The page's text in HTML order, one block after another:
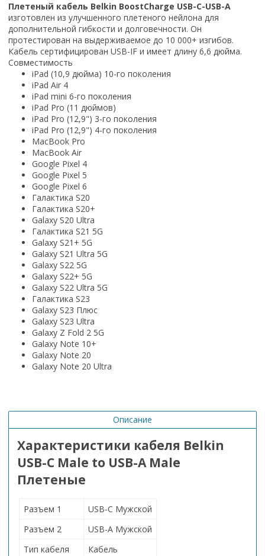
Плетеный кабель Belkin BoostCharge USB-C-USB-A
изготовлен из улучшенного плетеного нейлона для
дополнительной гибкости и долговечности. Он
протестирован на выдерживаемое до 10 000+ изгибов.
Кабель сертифицирован USB-IF и имеет длину 6,6 дюйма.
Совместимость
iPad (10,9 дюйма) 10-го поколения
iPad Air 4
iPad mini 6-го поколения
iPad Pro (11 дюймов)
iPad Pro (12,9") 3-го поколения
iPad Pro (12,9") 4-го поколения
MacBook Pro
MacBook Air
Google Pixel 4
Google Pixel 5
Google Pixel 6
Галактика S20
Галактика S20+
Galaxy S20 Ultra
Галактика S21 5G
Galaxy S21+ 5G
Galaxy S21 Ultra 5G
Galaxy S22 5G
Galaxy S22+ 5G
Galaxy S22 Ultra 5G
Галактика S23
Galaxy S23 Плюс
Galaxy S23 Ultra
Galaxy Z Fold 2 5G
Galaxy Note 10+
Galaxy Note 20
Galaxy Note 20 Ultra
Описание
Характеристики кабеля Belkin
USB-C Male to USB-A Male
Плетеные
Разъем 1
USB-C Мужской
Разъем 2
USB-A Мужской
Тип кабеля
Кабель